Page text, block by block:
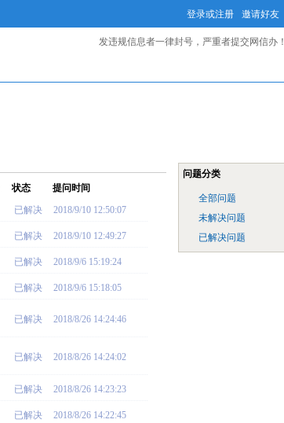
登录或注册 邀请好友
发违规信息者一律封号，严重者提交网信办！
状态 提问时间
已解决 2018/9/10 12:50:07
已解决 2018/9/10 12:49:27
已解决 2018/9/6 15:19:24
已解决 2018/9/6 15:18:05
已解决 2018/8/26 14:24:46
已解决 2018/8/26 14:24:02
已解决 2018/8/26 14:23:23
已解决 2018/8/26 14:22:45
问题分类
全部问题
未解决问题
已解决问题